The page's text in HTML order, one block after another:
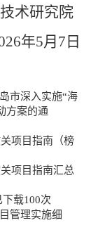
术研究院
6年5月 7 日
市深入实施“海
方案的通
项目指南（榜
项目指南汇总
下载100次
管理实施细